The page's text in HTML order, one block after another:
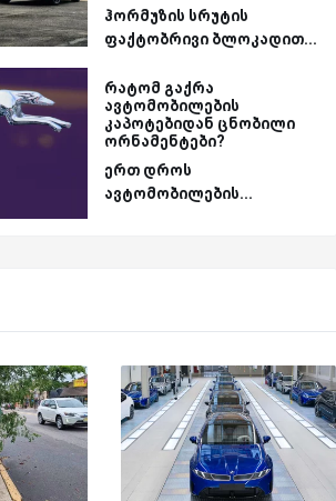
ჰორმუზის სრუტის
ფაქტობრივი ბლოკადით...
რატომ გაქრა
ავტომობილების
კაპოტებიდან ცნობილი
ორნამენტები?
ერთ დროს
ავტომობილების...